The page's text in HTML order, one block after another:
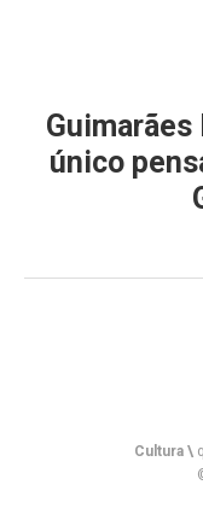
Guimarães
único
Cultura \